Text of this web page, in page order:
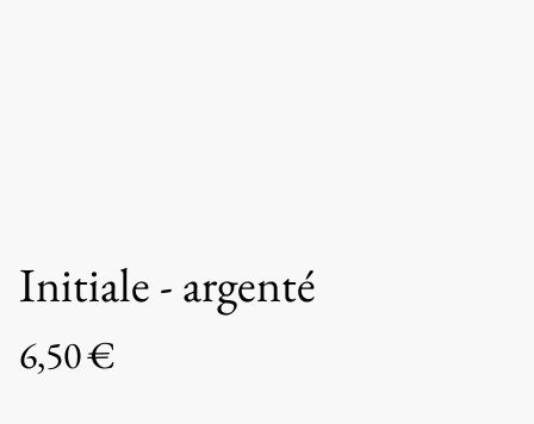
Initiale - argenté
6,50 €